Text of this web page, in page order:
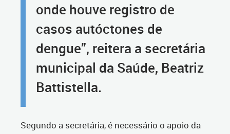
onde houve registro de
casos autóctones de
dengue”, reitera a secretária
municipal da Saúde, Beatriz
Battistella.
Segundo a secretária, é necessário o apoio da